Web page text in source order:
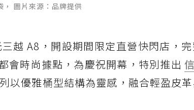
圖片來源：品牌提供
越 A8，開設期間限定直營快閃店，
會時尚據點，為慶祝開幕，特別推出
以優雅桶型結構為靈感，融合輕盈皮